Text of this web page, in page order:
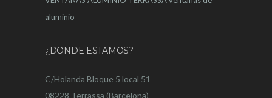
aluminio
¿DONDE ESTAMOS?
C/Holanda Bloque 5 local 51
08228 Terrassa (Barcelona)